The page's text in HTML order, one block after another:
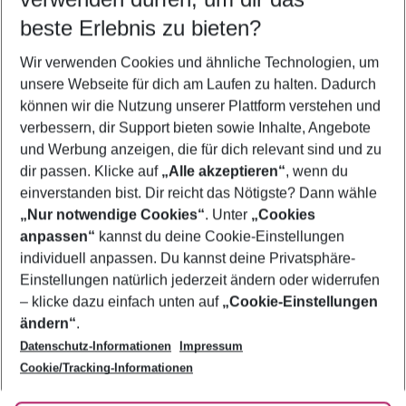
5-8 Nächte
2 Erwachsene Keine Kinder
Mehr Filter anzeigen
Footer
Footer navigation
Über uns
AGB
Bestpreisgarantie
Cookie-Einstellungen ändern
Cookie-Richtlinie
Agenturbetreuung
Barrierefreies Reisen
Folge uns
beste Erlebnis zu bieten?
Wir verwenden Cookies und ähnliche Technologien, um
unsere Webseite für dich am Laufen zu halten. Dadurch
können wir die Nutzung unserer Plattform verstehen und
verbessern, dir Support bieten sowie Inhalte, Angebote
und Werbung anzeigen, die für dich relevant sind und zu
dir passen. Klicke auf „Alle akzeptieren“, wenn du
einverstanden bist. Dir reicht das Nötigste? Dann wähle
„Nur notwendige Cookies“. Unter „Cookies
anpassen“ kannst du deine Cookie-Einstellungen
individuell anpassen. Du kannst deine Privatsphäre-
Einstellungen natürlich jederzeit ändern oder widerrufen
– klicke dazu einfach unten auf „Cookie-Einstellungen
ändern“.
Datenschutz-Informationen
Impressum
Cookie/Tracking-Informationen